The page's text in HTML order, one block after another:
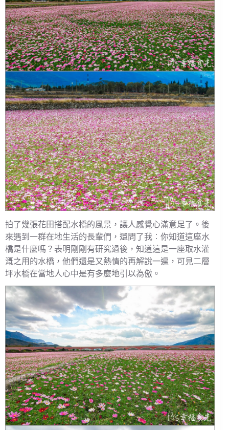
拍了幾張花田搭配水橋的風景，讓人感覺心滿意足了。後
來遇到一群在地生活的長輩們，還問了我︰你知道這座水
橋是什麼嗎？表明剛剛有研究過後，知道這是一座取水灌
溉之用的水橋，他們還是又熱情的再解說一遍，可見二層
坪水橋在當地人心中是有多麼地引以為傲。